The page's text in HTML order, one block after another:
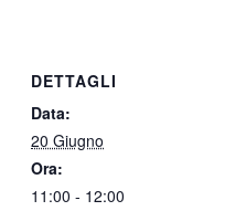
DETTAGLI
Data:
20 Giugno
Ora:
11:00 - 12:00